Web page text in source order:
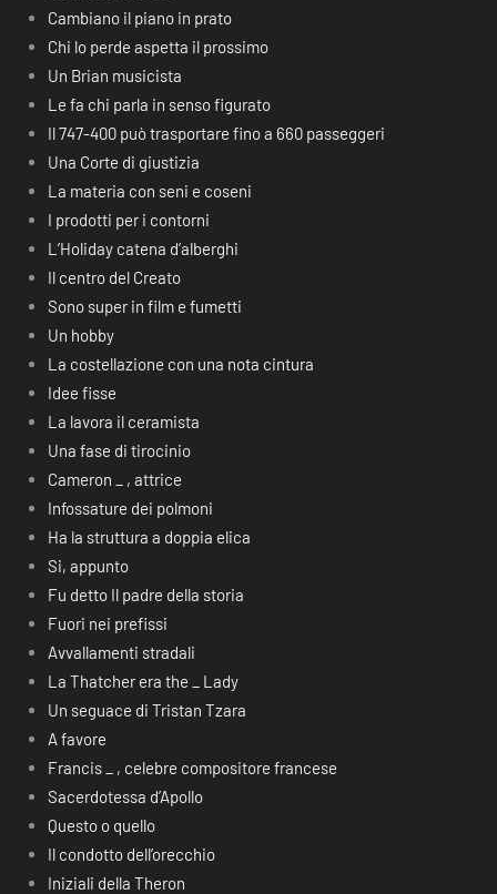
Cambiano il piano in prato
Chi lo perde aspetta il prossimo
Un Brian musicista
Le fa chi parla in senso figurato
Il 747-400 può trasportare fino a 660 passeggeri
Una Corte di giustizia
La materia con seni e coseni
I prodotti per i contorni
L’Holiday catena d’alberghi
Il centro del Creato
Sono super in film e fumetti
Un hobby
La costellazione con una nota cintura
Idee fisse
La lavora il ceramista
Una fase di tirocinio
Cameron _ , attrice
Infossature dei polmoni
Ha la struttura a doppia elica
Si, appunto
Fu detto Il padre della storia
Fuori nei prefissi
Avvallamenti stradali
La Thatcher era the _ Lady
Un seguace di Tristan Tzara
A favore
Francis _ , celebre compositore francese
Sacerdotessa d’Apollo
Questo o quello
Il condotto dell’orecchio
Iniziali della Theron